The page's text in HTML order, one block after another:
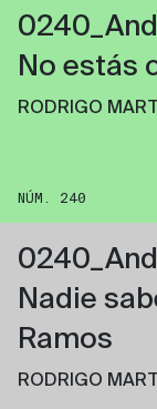
No estás
RODRIGO
NÚM. 240
Nadie
Ramos
RODRIGO